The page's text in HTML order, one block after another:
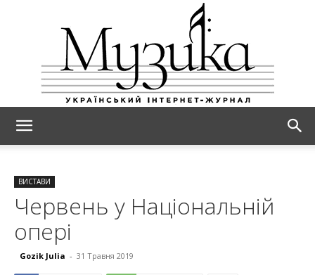
ВИСТАВИ
Червень у Національній
опері
Gozik Julia - 31 Травня 2019